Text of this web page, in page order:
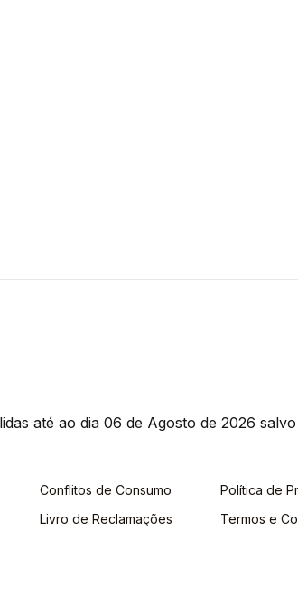
até ao dia 06 de Agosto de 2026
Conflitos de Consumo
Livro de Reclamações
Política de
Termos e